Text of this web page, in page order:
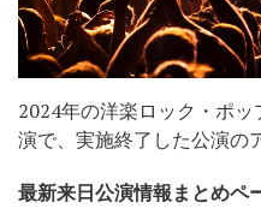
2024年の洋楽ロック・ポ
演で、実施終了した公演の
最新来日公演情報まとめペ